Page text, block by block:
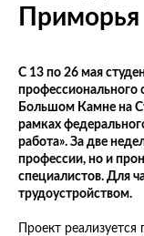
Приморья
С 13 по 26 мая
профессионального
Большом Камне на
рамках
работа». За две
профессии, но и
специалистов. Для
трудоустройством.
Проект